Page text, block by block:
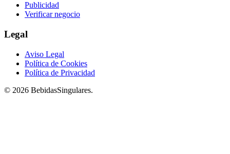
Publicidad
Verificar negocio
Legal
Aviso Legal
Política de Cookies
Política de Privacidad
© 2026 BebidasSingulares.